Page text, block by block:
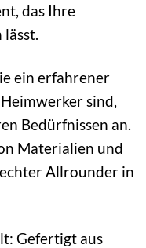
das Ihre
ein erfahrener
sind,
Bedürfnissen an.
Materialien und
Allrounder in
Gefertigt aus